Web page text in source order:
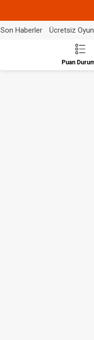
Son Haberler Ücretsiz
Puan